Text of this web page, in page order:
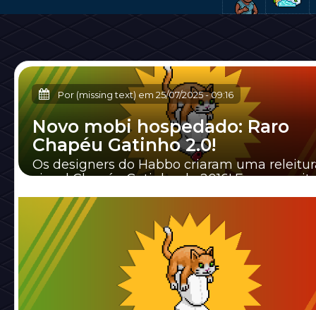
Por (missing text) em 25/07/2025-09:16
Novo mobi hospedado: Raro
Chapéu Gatinho 2.0!
Os designers do Habbo criaram uma
visual Chapéu Gatinho de 2016! Esse novo